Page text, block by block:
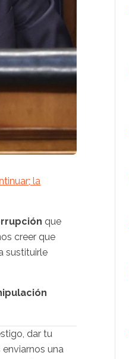
la
que
creer que
sustituirle
dar tu
una